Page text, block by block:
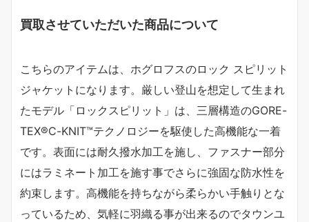
買取させていただいた商品について
こちらのアイテムは、ホグロフスのロック スピリット
ジャケットになります。厳しい登山を想定して生まれ
たモデル「ロックスピリット」は、三層構造のGORE-
TEX®C-KNIT™テクノロジーを駆使した高機能な一着
です。表面には耐久撥水加工を施し、ファスナー部分
にはラミネート加工を施す事でさらに強固な防水性を
約束します。高機能を持ちながら柔らかい手触りとな
っているため、気軽に羽織る事が出来るのでタウンユ